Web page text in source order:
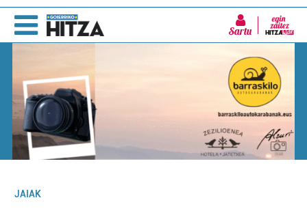
Sartu
JAIAK